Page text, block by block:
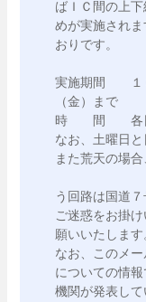
ばＩＣ間の上
めが実施され
おりです。
実施期間　　
（金）まで
時　　間　　
なお、土曜日と
また荒天の場
う回路は国道７
ご迷惑をお掛
願いいたします
なお、このメ
についての情
機関が発表して